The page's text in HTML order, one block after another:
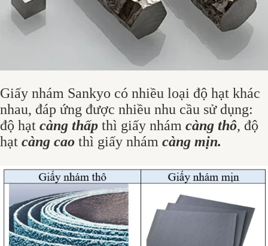
Giấy nhám Sankyo có nhiều loại độ hạt khác
nhau, đáp ứng được nhiều nhu cầu sử dụng:
độ hạt càng thấp thì giấy nhám càng thô, độ
hạt càng cao thì giấy nhám càng mịn.